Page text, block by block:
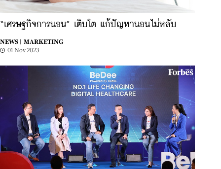
“เศรษฐกิจการนอน” เติบโต แก้ปัญหานอนไม่หลับ
NEWS |
MARKETING
01 Nov 2023